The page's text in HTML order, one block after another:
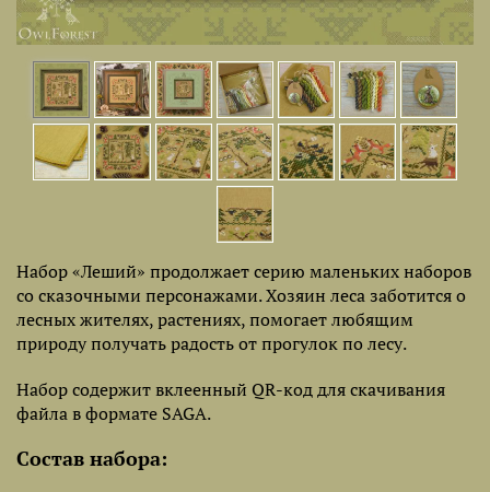
Набор «Леший» продолжает серию маленьких наборов
со сказочными персонажами. Хозяин леса заботится о
лесных жителях, растениях, помогает любящим
природу получать радость от прогулок по лесу.
Набор содержит вклеенный QR-код для скачивания
файла в формате SAGA.
Состав набора: